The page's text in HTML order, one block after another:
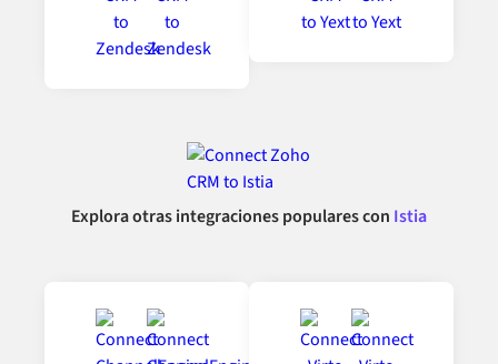
Explora otras integraciones populares con Istia